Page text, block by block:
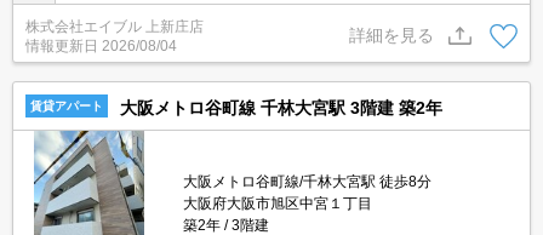
口ガスコンロ付。退去時、ルームクリーニング料金55,000円。保証
会社加入要(初回保証料賃料の50%、月次保証料1.3%)。
株式会社エイブル 上新庄店
情報更新日 2026/08/04
詳細を見る
賃貸アパート 大阪メトロ谷町線 千林大宮駅 3階建 築2年
大阪メトロ谷町線/千林大宮駅 徒歩8分
大阪府大阪市旭区中宮１丁目
築2年
3階建